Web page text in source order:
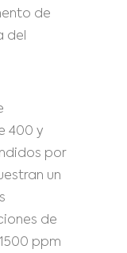
de
del
400 y
por
un
de
ppm